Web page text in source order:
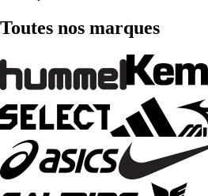
Toutes nos marques